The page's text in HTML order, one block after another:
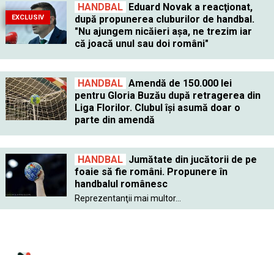
EXCLUSIV
HANDBAL Eduard Novak a reacţionat,
după propunerea cluburilor de handbal.
"Nu ajungem nicăieri aşa, ne trezim iar
că joacă unul sau doi români"
HANDBAL Amendă de 150.000 lei
pentru Gloria Buzău după retragerea din
Liga Florilor. Clubul îşi asumă doar o
parte din amendă
HANDBAL Jumătate din jucătorii de pe
foaie să fie români. Propunere în
handbalul românesc
Reprezentanţii mai multor...